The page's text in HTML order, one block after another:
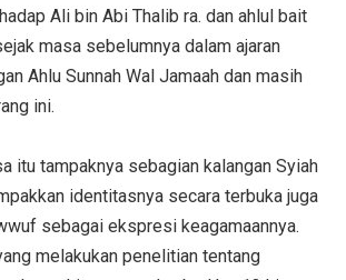
Ali bin Abi Thalib ra. dan ahlul bait
masa sebelumnya dalam ajaran
Ahlu Sunnah Wal Jamaah dan masih
ini.
itu tampaknya sebagian kalangan Syiah
identitasnya secara terbuka juga
sebagai ekspresi keagamaannya.
melakukan penelitian tentang